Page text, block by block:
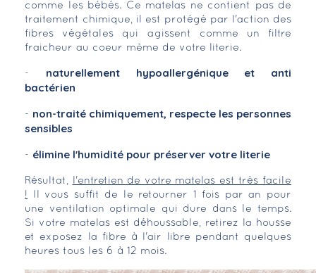
comme les bébés. Ce matelas ne contient pas de
traitement chimique, il est protégé par l'action des
fibres végétales qui agissent comme un filtre
fraicheur au coeur même de votre literie.
- naturellement hypoallergénique et anti
bactérien
- non-traité chimiquement, respecte les personnes
sensibles
- élimine l'humidité pour préserver votre literie
Résultat,
l'entretien de votre matelas est très facile
! Il vous suffit de le retourner 1 fois par an pour
une ventilation optimale qui dure dans le temps.
Si votre matelas est déhoussable, retirez la housse
et exposez la fibre à l'air libre pendant quelques
heures tous les 6 à 12 mois.